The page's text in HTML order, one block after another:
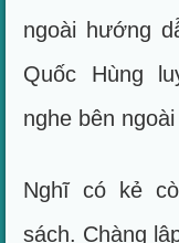
ngoài hướng
Quốc Hùng
nghe bên
Nghĩ có kẻ
sách. Chàng